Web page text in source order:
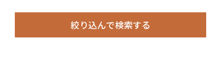
絞り込んで検索する